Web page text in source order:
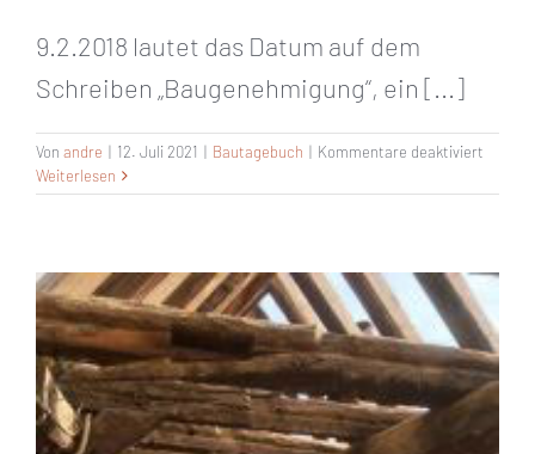
9.2.2018 lautet das Datum auf dem
Schreiben „Baugenehmigung“, ein [...]
Von andre | 12. Juli 2021 | Bautagebuch | Kommentare deaktiviert
Februar
Weiterlesen